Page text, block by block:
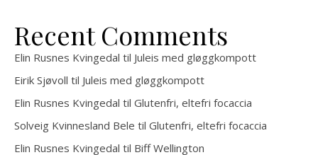
Recent Comments
Elin Rusnes Kvingedal til Juleis med gløggkompott
Eirik Sjøvoll til Juleis med gløggkompott
Elin Rusnes Kvingedal til Glutenfri, eltefri focaccia
Solveig Kvinnesland Bele til Glutenfri, eltefri focaccia
Elin Rusnes Kvingedal til Biff Wellington